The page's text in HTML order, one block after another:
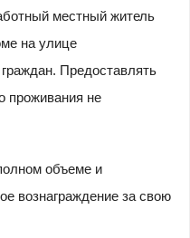
местный житель
на улице
Предоставлять
проживания не
объеме и
вознаграждение за свою